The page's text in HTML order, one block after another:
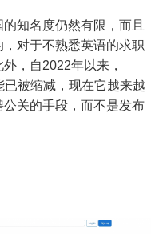
知名度仍然有限​​，而且
对于不熟悉英语的求职
，自2022年以来，
被缩减，现在它越来越
关的手段，而不是发布